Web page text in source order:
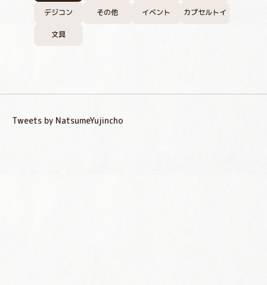
デジコン その他 イベント カプセルトイ
文具
Tweets by NatsumeYujincho